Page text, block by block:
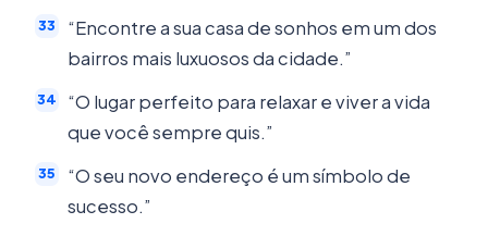
“Encontre a sua casa de sonhos em um dos
bairros mais luxuosos da cidade.”
“O lugar perfeito para relaxar e viver a vida
que você sempre quis.”
“O seu novo endereço é um símbolo de
sucesso.”